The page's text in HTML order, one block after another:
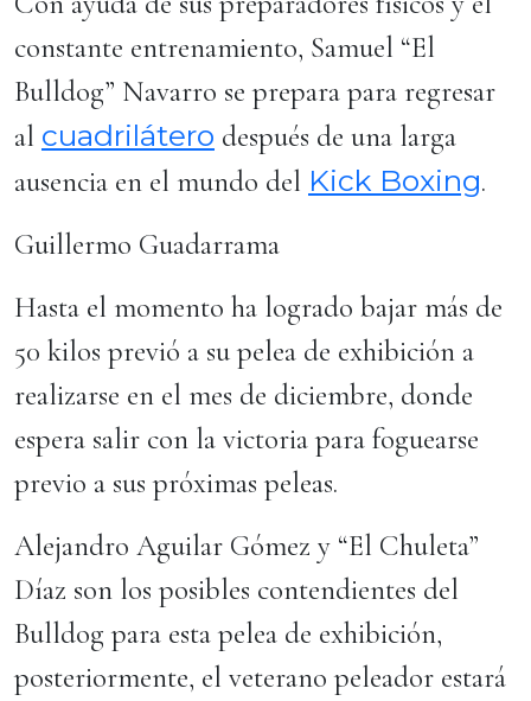
constante entrenamiento, Samuel “El
Bulldog” Navarro se prepara para regresar
al cuadrilátero después de una larga
ausencia en el mundo del Kick Boxing.
Guillermo Guadarrama
Hasta el momento ha logrado bajar más de
50 kilos previó a su pelea de exhibición a
realizarse en el mes de diciembre, donde
espera salir con la victoria para foguearse
previo a sus próximas peleas.
Alejandro Aguilar Gómez y “El Chuleta”
Díaz son los posibles contendientes del
Bulldog para esta pelea de exhibición,
posteriormente, el veterano peleador estará